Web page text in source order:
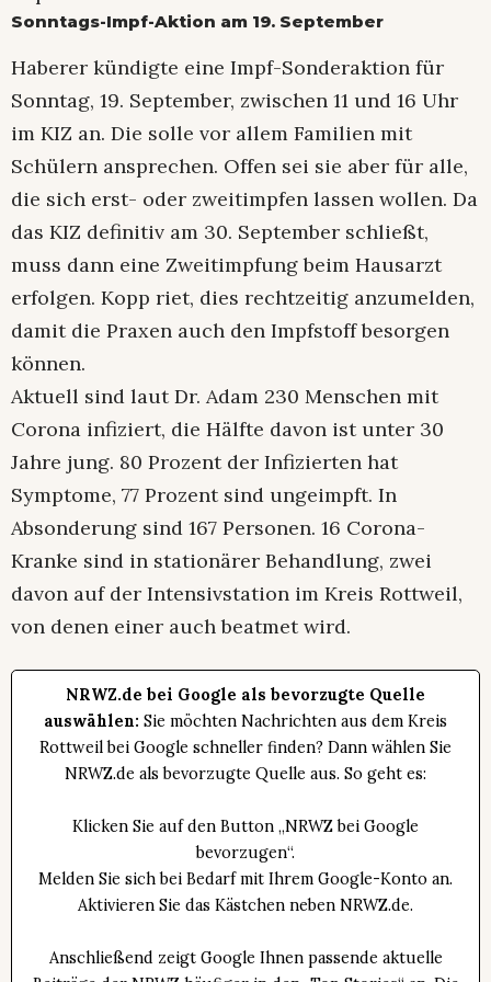
Sonntags-Impf-Aktion am 19. September
Haberer kündigte eine Impf-Sonderaktion für
Sonntag, 19. September, zwischen 11 und 16 Uhr
im KIZ an. Die solle vor allem Familien mit
Schülern ansprechen. Offen sei sie aber für alle,
die sich erst- oder zweitimpfen lassen wollen. Da
das KIZ definitiv am 30. September schließt,
muss dann eine Zweitimpfung beim Hausarzt
erfolgen. Kopp riet, dies rechtzeitig anzumelden,
damit die Praxen auch den Impfstoff besorgen
können.
Aktuell sind laut Dr. Adam 230 Menschen mit
Corona infiziert, die Hälfte davon ist unter 30
Jahre jung. 80 Prozent der Infizierten hat
Symptome, 77 Prozent sind ungeimpft. In
Absonderung sind 167 Personen. 16 Corona-
Kranke sind in stationärer Behandlung, zwei
davon auf der Intensivstation im Kreis Rottweil,
von denen einer auch beatmet wird.
NRWZ.de bei Google als bevorzugte Quelle
auswählen: Sie möchten Nachrichten aus dem Kreis
Rottweil bei Google schneller finden? Dann wählen Sie
NRWZ.de als bevorzugte Quelle aus. So geht es:
Klicken Sie auf den Button „NRWZ bei Google
bevorzugen“.
Melden Sie sich bei Bedarf mit Ihrem Google-Konto an.
Aktivieren Sie das Kästchen neben NRWZ.de.
Anschließend zeigt Google Ihnen passende aktuelle